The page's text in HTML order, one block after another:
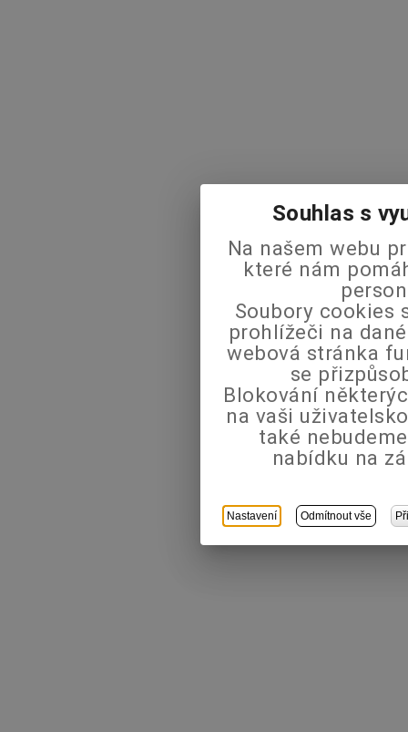
Souhlas s
Na našem webu
které nám
Soubory cookies
prohlížeči na
webová stránka
se
Blokování
na vaši
také
nabídku na
Nastavení Odmítnout vše